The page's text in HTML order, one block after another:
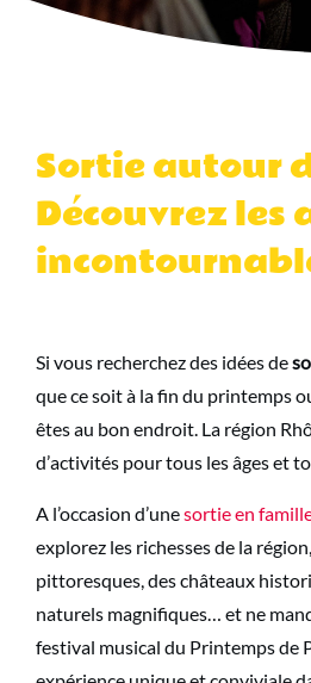
Sortie autour
Découvrez les
Si vous recherchez des idées de
que ce soit à la fin du printemps
êtes au bon endroit. La région
d’activités pour tous les âges et
A l’occasion d’unesortie en
explorez les richesses de la
pittoresques, des châteaux
naturels magnifiques… et ne
festival musical du Printemps de